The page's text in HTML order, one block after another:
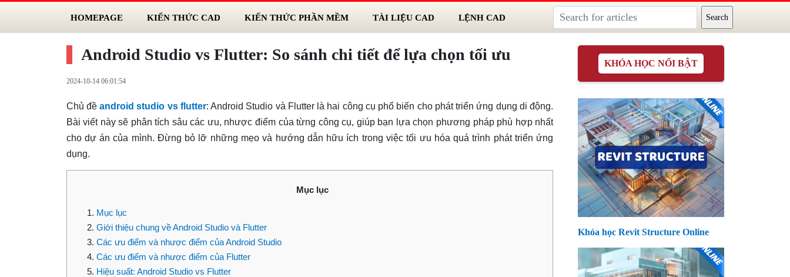
HOMEPAGE KIẾN THỨC CAD KIẾN THỨC PHẦN MỀM TÀI LIỆU CAD LỆNH CAD
Android Studio vs Flutter: So sánh chi tiết để lựa chọn tối ưu
2024-10-14 06:01:54
Chủ đềandroid studio vs flutter: Android Studio và Flutter là hai công cụ phổ biến cho phát triển ứng dụng di động.
Bài viết này sẽ phân tích sâu các ưu, nhược điểm của từng công cụ, giúp bạn lựa chọn phương pháp phù hợp nhất
cho dự án của mình. Đừng bỏ lỡ những mẹo và hướng dẫn hữu ích trong việc tối ưu hóa quá trình phát triển ứng
dụng.
Mục lục
Mục lục
Giới thiệu chung về Android Studio và Flutter
Các ưu điểm và nhược điểm của Android Studio
Các ưu điểm và nhược điểm của Flutter
Hiệu suất: Android Studio vs Flutter
KHÓA HỌC NỔI BẬT
Khóa học Revit Structure Online